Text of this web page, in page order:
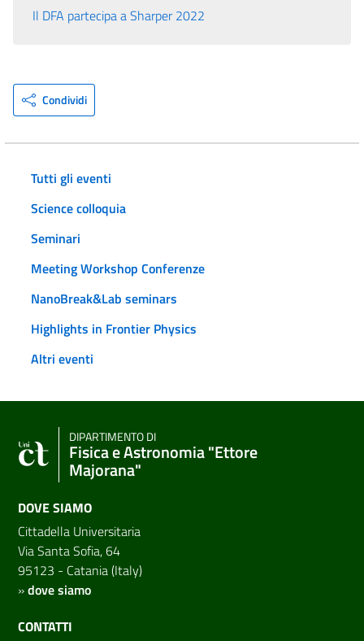
Il DFA partecipa a Sharper 2022
Condividi
Tutti gli eventi
Science colloquia
Seminari
Meeting Workshop Conferenze
NanoBreak&Lab seminars
Highlights in Frontier Physics
Altri eventi
DIPARTIMENTO DI
Fisica e Astronomia "Ettore
Majorana"
DOVE SIAMO
Cittadella Universitaria
Via Santa Sofia, 64
95123 - Catania (Italy)
»dove siamo
CONTATTI